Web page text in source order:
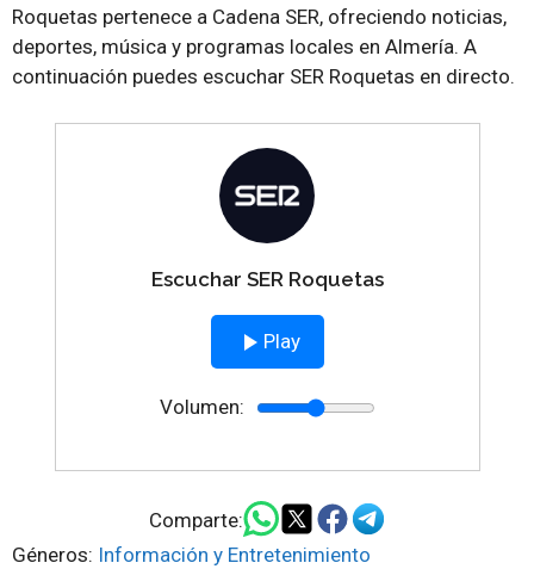
Roquetas pertenece a Cadena SER, ofreciendo noticias,
deportes, música y programas locales en Almería. A
continuación puedes escuchar SER Roquetas en directo.
Escuchar SER Roquetas
Play
Volumen:
Comparte:
Géneros: Información y Entretenimiento